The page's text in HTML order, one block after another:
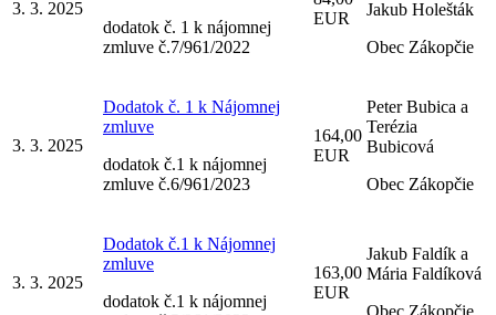
3. 3. 2025
dodatok č. 1 k nájomnej
zmluve č.7/961/2022
EUR
Jakub Holešták
Obec Zákopčie
3. 3. 2025
Dodatok č. 1 k Nájomnej
zmluve
dodatok č.1 k nájomnej
zmluve č.6/961/2023
164,00
EUR
Peter Bubica a
Terézia
Bubicová
Obec Zákopčie
3. 3. 2025
Dodatok č.1 k Nájomnej
zmluve
dodatok č.1 k nájomnej
163,00
EUR
Jakub Faldík a
Mária Faldíková
Obec Zákopčie